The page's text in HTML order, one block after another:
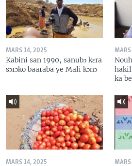
MARS 14, 2025
Kabini san 1990, sanubɔ kɛra
sɔrɔko baaraba ye Mali kɔnɔ
ka
MARS 14, 2025